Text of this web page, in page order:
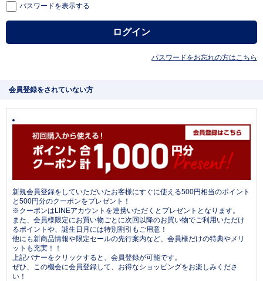
パスワードを表示する
パスワードをお忘れの方はこちら
会員登録をされていない方
新規会員登録をしていただいたお客様にすぐに使える500円相当のポイント
と500円分のクーポンをプレゼント！
※クーポンはLINEアカウントを連携いただくとプレゼントとなります。
また、会員様限定にお買い物ごとに次回以降のお買い物でご利用いただけ
るポイントや、誕生日月には特別割引もご用意！
他にも新商品情報や限定セールの先行案内など、会員様だけの特典やメリ
ットも充実！！
上記バナーをクリックすると、会員登録が可能です。
ぜひ、この機会に会員登録して、お得なショッピングをお楽しみくださ
い！